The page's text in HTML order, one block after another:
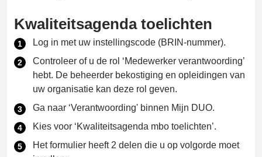
Kwaliteitsagenda toelichten
Log in met uw instellingscode (BRIN-nummer).
Controleer of u de rol ‘Medewerker verantwoording’
hebt. De beheerder bekostiging en opleidingen van
uw organisatie kan deze rol geven.
Ga naar ‘Verantwoording' binnen Mijn DUO.
Kies voor ‘Kwaliteitsagenda mbo toelichten’.
Het formulier heeft 2 delen die u op volgorde moet